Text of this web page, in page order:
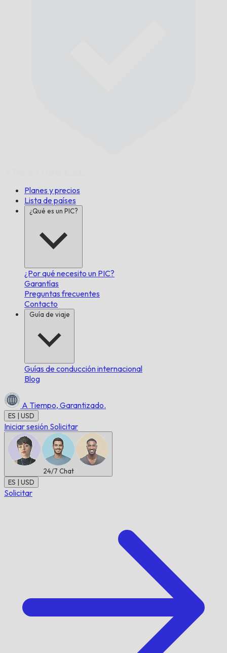
Planes y precios
Lista de países
¿Qué es un PIC?
¿Por qué necesito un PIC?
Garantías
Preguntas frecuentes
Contacto
Guía de viaje
Guías de conducción internacional
Blog
A Tiempo, Garantizado.
ES | USD
Iniciar sesión Solicitar
24/7 Chat
ES | USD
Solicitar